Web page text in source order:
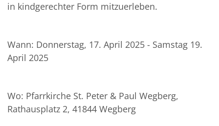
in kindgerechter Form mitzuerleben.
Wann: Donnerstag, 17. April 2025 - Samstag 19.
April 2025
Wo: Pfarrkirche St. Peter & Paul Wegberg,
Rathausplatz 2, 41844 Wegberg